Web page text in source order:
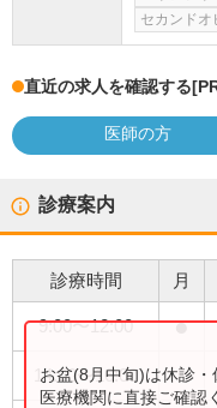
セカンドオ
直近の求人を確認する
医師の方
診療案内
診療時間 月
9:00〜12:00 ●
14:00〜16:00
お盆(8月中旬)は休診
医療機関に直接ご確認